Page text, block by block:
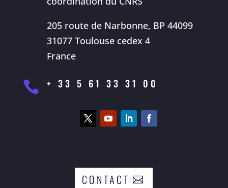
205 route de Narbonne, BP 44099
31077 Toulouse cedex 4
France
 + 33 5 61 33 31 00
CONTACT